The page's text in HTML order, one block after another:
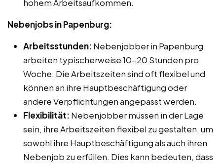
hohem Arbeitsaufkommen.
Nebenjobs in Papenburg:
Arbeitsstunden: Nebenjobber in Papenburg
arbeiten typischerweise 10-20 Stunden pro
Woche. Die Arbeitszeiten sind oft flexibel und
können an ihre Hauptbeschäftigung oder
andere Verpflichtungen angepasst werden.
Flexibilität: Nebenjobber müssen in der Lage
sein, ihre Arbeitszeiten flexibel zu gestalten, um
sowohl ihre Hauptbeschäftigung als auch ihren
Nebenjob zu erfüllen. Dies kann bedeuten, dass